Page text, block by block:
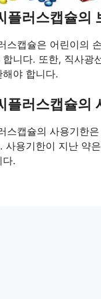
플러스캡슐의
스캡슐은 어린이의
니다. 또한, 직사광
야 합니다.
플러스캡슐의
스캡슐의 사용기한
사용기한이 지난 약
다.